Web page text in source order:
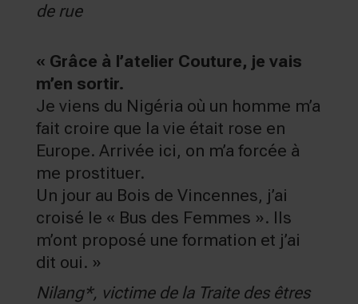
de rue
« Grâce à l’atelier Couture, je vais
m’en sortir.
Je viens du Nigéria où un homme m’a
fait croire que la vie était rose en
Europe. Arrivée ici, on m’a forcée à
me prostituer.
Un jour au Bois de Vincennes, j’ai
croisé le « Bus des Femmes ». Ils
m’ont proposé une formation et j’ai
dit oui. »
Nilang*, victime de la Traite des êtres